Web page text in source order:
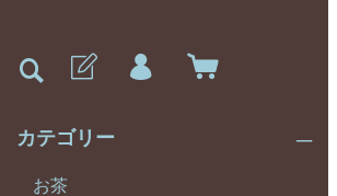
カテゴリー
お茶